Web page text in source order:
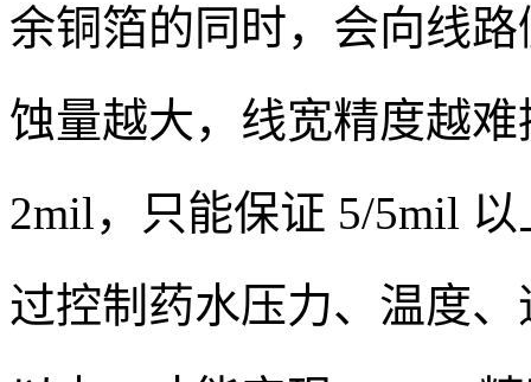
余铜箔的同时，会向线
蚀量越大，线宽精度越
2mil，只能保证 5/5mil
过控制药水压力、温度